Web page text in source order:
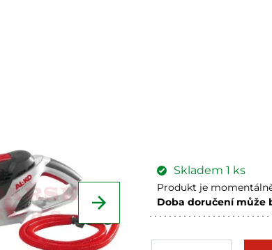
Skladem 1 ks
Produkt je
Doba doručení může